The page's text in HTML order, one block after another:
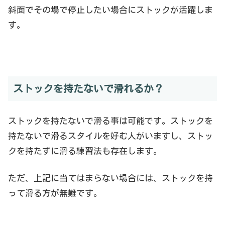
斜面でその場で停止したい場合にストックが活躍しま
す。
ストックを持たないで滑れるか？
ストックを持たないで滑る事は可能です。ストックを
持たないで滑るスタイルを好む人がいますし、ストッ
クを持たずに滑る練習法も存在します。
ただ、上記に当てはまらない場合には、ストックを持
って滑る方が無難です。